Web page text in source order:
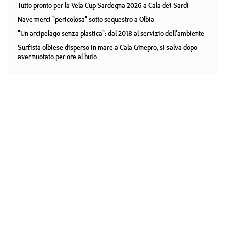
Tutto pronto per la Vela Cup Sardegna 2026 a Cala dei Sardi
Nave merci "pericolosa" sotto sequestro a Olbia
"Un arcipelago senza plastica": dal 2018 al servizio dell'ambiente
Surfista olbiese disperso in mare a Cala Ginepro, si salva dopo
aver nuotato per ore al buio